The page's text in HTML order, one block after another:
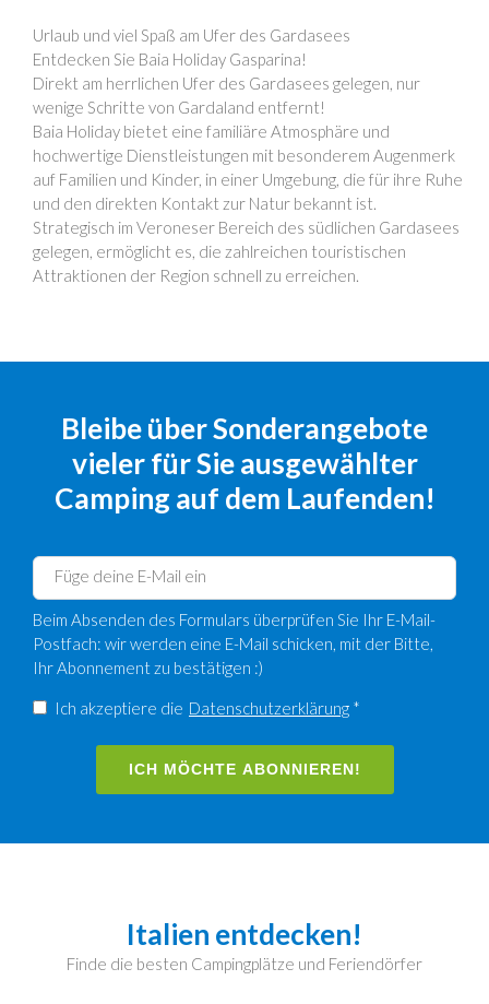
Urlaub und viel Spaß am Ufer des Gardasees
Entdecken Sie Baia Holiday Gasparina!
Direkt am herrlichen Ufer des Gardasees gelegen, nur
wenige Schritte von Gardaland entfernt!
Baia Holiday bietet eine familiäre Atmosphäre und
hochwertige Dienstleistungen mit besonderem Augenmerk
auf Familien und Kinder, in einer Umgebung, die für ihre Ruhe
und den direkten Kontakt zur Natur bekannt ist.
Strategisch im Veroneser Bereich des südlichen Gardasees
gelegen, ermöglicht es, die zahlreichen touristischen
Attraktionen der Region schnell zu erreichen.
Bleibe über Sonderangebote
vieler für Sie ausgewählter
Camping auf dem Laufenden!
Beim Absenden des Formulars überprüfen Sie Ihr E-Mail-
Postfach: wir werden eine E-Mail schicken, mit der Bitte,
Ihr Abonnement zu bestätigen :)
Ich akzeptiere die Datenschutzerklärung *
ICH MÖCHTE ABONNIEREN!
Italien entdecken!
Finde die besten Campingplätze und Feriendörfer